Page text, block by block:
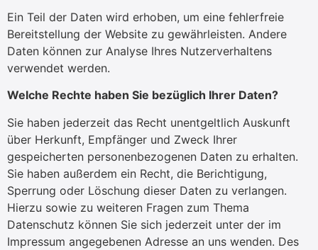
Ein Teil der Daten wird erhoben, um eine fehlerfreie
Bereitstellung der Website zu gewährleisten. Andere
Daten können zur Analyse Ihres Nutzerverhaltens
verwendet werden.
Welche Rechte haben Sie bezüglich Ihrer Daten?
Sie haben jederzeit das Recht unentgeltlich Auskunft
über Herkunft, Empfänger und Zweck Ihrer
gespeicherten personenbezogenen Daten zu erhalten.
Sie haben außerdem ein Recht, die Berichtigung,
Sperrung oder Löschung dieser Daten zu verlangen.
Hierzu sowie zu weiteren Fragen zum Thema
Datenschutz können Sie sich jederzeit unter der im
Impressum angegebenen Adresse an uns wenden. Des